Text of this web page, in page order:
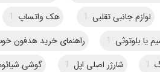
لوازم جانبی تقلبی 1 هک واتساپ 1
یا بلوتوثی 1 راهنمای خرید هدفون
1 شارژر اصلی اپل 1 گوشی